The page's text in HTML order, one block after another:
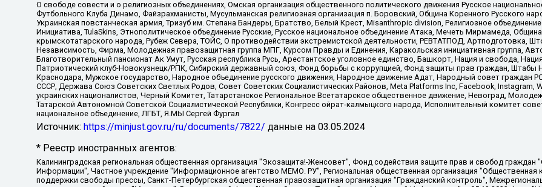
О свободе совести и о религиозных объединениях, Омская организация общественного политического движения Русское
Футбольного Клуба Динамо, Файзрахманисты, Мусульманская религиозная организация п. Боровский, Община Коренного Русского
Украинская повстанческая армия, Тризуб им. Степана Бандеры, Братство, Белый Крест, Misanthropic division, Религиозное
Инициатива, TulaSkins, Этнополитическое объединение Русские, Русское национальное объединение Атака, Мечеть Мирмамеда,
крымскотатарского народа, Рубеж Севера, ТОЙС, О противодействии экстремистской деятельности, РЕВТАТПОД, Артподготовка,
Независимость, Фирма, Молодежная правозащитная группа МПГ, Курсом Правды и Единения, Каракольская инициативная группа,
Благотворительный пансионат Ак Умут, Русская республика Русь, Арестантское уголовное единство, Башкорт, Нация и свобода,
Патриотический клуб-Новокузнецк/РПК, Сибирский державный союз, Фонд борьбы с коррупцией, Фонд защиты прав граждан, Штабы
Краснодара, Мужское государство, Народное объединение русского движения, Народное движение Адат, Народный совет граждан
СССР, Держава Союз Советских Светлых Родов, Совет Советских Социалистических Районов, Meta Platforms Inc, Facebook,
украинских националистов, Черный Комитет, Татарстанское Региональное Всетатарское общественное движение, Невоград,
Татарской Автономной Советской Социалистической Республики, Конгресс ойрат-калмыцкого народа, Исполнительный комитет
национальное объединение, ЛГБТ, Я.МЫ Сергей Фургал
Источник: https://minjust.gov.ru/ru/documents/7822/ данные на 03.05.2024
* Реестр иностранных агентов:
Калининградская региональная общественная организация "Экозащита!-Женсовет", Фонд содействия защите прав и свобод граждан "Общественный вердикт", Фонд "Институт Развития Свободы Информации", Частное учреждение "Информационное агентство МЕМО. РУ", Региональная общественная организация "Общественная комиссия по сохранению наследия академика Сахарова", Фонд поддержки свободы прессы, Санкт-Петербургская общественная правозащитная организация "Гражданский контроль", Межрегиональная общественная организация "Информационно-просветительский центр "Мемориал", Региональный Фонд "Центр Защиты Прав Средств Массовой Информации", с 05.12.2023 Фонд "Центр Защиты Прав Средств массовой информации", Региональная общественная благотворительная организация помощи беженцам и мигрантам "Гражданское содействие", Негосударственное образовательное учреждение дополнительного профессионального образования (повышение квалификации) специалистов "АКАДЕМИЯ ПО ПРАВАМ ЧЕЛОВЕКА", Свердловская региональная общественная организация "Сутяжник", Автономная некоммерческая организация "Центр независимых социологических исследований", Союз общественных объединений "Российский исследовательский центр по правам человека", Региональное общественное учреждение научно-информационный центр "МЕМОРИАЛ", Некоммерческая организация "Фонд защиты гласности", Автономная некоммерческая организация "Институт прав человека", Городская общественная организация "Екатеринбургское общество "МЕМОРИАЛ", Городская общественная организация "Рязанское историко-просветительское и правозащитное общество "Мемориал" (Рязанский Мемориал), Челябинский региональный орган общественной самодеятельности – женское общественное объединение "Женщины Евразии", Челябинский региональный орган общественной самодеятельности "Уральская правозащитная группа", Фонд содействия защите здоровья и социальной справедливости имени Андрея Рылькова, Автономная Некоммерческая Организация "Аналитический Центр Юрия Левады", Автономная некоммерческая организация социальной поддержки населения "Проект Апрель", Региональная общественная организация помощи женщинам и детям, находящимся в кризисной ситуации "Информационно-методический центр "Анна", Фонд содействия развитию массовых коммуникаций и правовому просвещению "Так-так-Так", Фонд содействия устойчивому развитию "Серебряная тайга", Свердловский региональный общественный фонд социальных проектов "Новое время", "Idel.Реалии", Кавказ.Реалии, Крым.Реалии, Телеканал Настоящее Время, Татаро-башкирская служба Радио Свобода (Azatliq Radiosi), Радио Свободная Европа/Радио Свобода (PCE/PC), "Сибирь.Реалии", "Фактограф", Благотворительный фонд помощи осужденным и их семьям, Автономная некоммерческая организация "Институт глобализации и социальных движений", Фонд "В защиту прав заключенных", Частное учреждение "Центр поддержки и содействия развитию средств массовой информации", Пензенский региональный общественный благотворительный фонд "Гражданский союз", "Север.Реалии", Некоммерческая организация Фонд "Правовая инициатива", Общество с ограниченной ответственностью "Радио Свободная Европа/Радио Свобода", Чешское информационное агентство "MEDIUM-ORIENT", Красноярская региональная общественная организация "Мы против СПИДа", Камалягин Денис Николаевич, Маркелов Сергей Евгеньевич, Пономарев Лев Александрович, Савицкая Людмила Алексеевна, Автономная некоммерческая организация "Центр по работе с проблемой насилия "НАСИЛИЮ.НЕТ", Межрегиональный профессиональный союз работников здравоохранения "Альянс врачей", Юридическое лицо, зарегистрированное в Латвийской Республике, SIA "Medusa Project" (регистрационный номер 40103797863, дата регистрации 10.06.2014), Некоммерческая организация "Фонд по борьбе с коррупцией", Автономная некоммерческая организация "Институт права и публичной политики", Баданин Роман Сергеевич, Гликин Максим Александрович, Железнова Мария Михайловна, Лукьянова Юлия Сергеевна, Маетная Елизавета Витальевна, Маняхин Петр Борисович, Чуракова Ольга Владимировна, Ярош Юлия Петровна, Юридическое лицо "The Insider SIA", зарегистрированное в Риге, Латвийская Республика (дата регистрации 26.06.2015), являющееся администратором доменного имени интернет-издания "The Insider SIA", https://theins.ru, Постернак Алексей Евгеньевич, Рубин Михаил Аркадьевич, Анин Роман Александрович, Юридическое лицо Istories fonds, зарегистрированное в Латвийской Республике (регистрационный номер 50008295751, дата регистрации 24.02.2020), Великовский Дмитрий Александрович, Долинина Ирина Николаевна, Мароховская Алеся Алексеевна, Шлейнов Роман Юрьевич, Шмагун Олеся Валентиновна, Общество с ограниченной ответственностью "Альтаир 2021", Общество с ограниченной ответственностью "Вега 2021", Общество с ограниченной ответственностью "Главный редактор 2021", Общество с ограниченной ответственностью "Ромашки монолит", Важенков Артем Валерьевич, Ивановская областная общественная организация "Центр гендерных исследований", Гурман Юрий Альбертович, Медиапроект "ОВД-Инфо", Егоров Владимир Владимирович, Жилинский Владимир Александрович, Общество с ограниченной ответственностью "ЗП", Иванова София Юрьевна, Карезина Инна Павловна, Кильтау Екатерина Викторовна, Петров Алексей Викторович, Пискунов Сергей Евгеньевич, Смирнов Сергей Сергеевич, Тихонов Михаил Сергеевич, Общество с ограниченной ответственностью "ЖУРНАЛИСТ-ИНОСТРАННЫЙ АГЕНТ", Арапова Галина Юрьевна, Вольтская Татьяна Анатольевна, Американская компания "Mason G.E.S. Anonymous Foundation" (США), являющаяся владельцем интернет-издания https://mnews.world/, Компания "Stichting Bellingcat", зарегистрированная в Нидерландах (дата регистрации 11.07.2018), Захаров Андрей Вячеславович, Клепиковская Екатерина Дмитриевна, Общество с ограниченной ответственностью "МЕМО", Перл Роман Александрович, Симонов Евгений Алексеевич, Соловьева Елена Анатольевна, Сотников Даниил Владимирович, Сурначева Елизавета Дмитриевна, Автономная некоммерческая организация по защите прав человека и информированию населения "Якутия – Наше Мнение", Общество с ограниченной ответственностью "Москоу диджитал медиа", с 26.01.2023 Общество с ограниченной ответственностью "Чайка Белые сады", Ветошкина Валерия Валерьевна, Заговора Максим Александрович, Межрегиональное общественное движение "Российская ЛГБТ - сеть", Оленичев Максим Владимирович, Павлов Иван Юрьевич, Скворцова Елена Сергеевна, Общество с ограниченной ответственностью "Как бы инагент", Кочетков Игорь Викторович, Общество с ограниченной ответственностью "Честные выборы", Еланчик Олег Александрович, Общество с ограниченной ответственностью "Нобелевский призыв", Гималова Регина Эмилевна, Григорьев Андрей Валерьевич, Григорьева Алина Александровна, Ассоциация по содействию защите прав призывников, альтернативнослужащих и военнослужащих "Правозащитная группа "Гражданин.Армия.Право", Хисамова Регина